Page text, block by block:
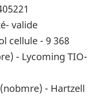
valide
cellule - 9 368
- Lycoming TIO-
- Hartzell